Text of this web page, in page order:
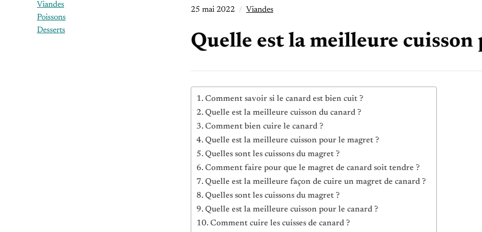
25 mai 2022 Viandes
Quelle est la meilleure cuisson
Comment savoir si le canard est bien cuit ?
Quelle est la meilleure cuisson du canard ?
Comment bien cuire le canard ?
Quelle est la meilleure cuisson pour le magret ?
Quelles sont les cuissons du magret ?
Comment faire pour que le magret de canard soit tendre ?
Quelle est la meilleure façon de cuire un magret de canard ?
Quelles sont les cuissons du magret ?
Quelle est la meilleure cuisson pour le canard ?
Comment cuire les cuisses de canard ?
Viandes
Poissons
Desserts